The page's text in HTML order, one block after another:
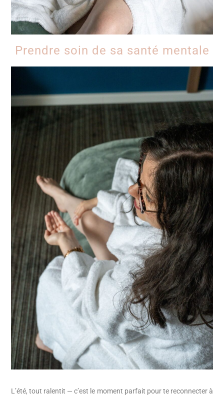
Prendre soin de sa santé mentale
L’été, tout ralentit — c’est le moment parfait pour te reconnecter à